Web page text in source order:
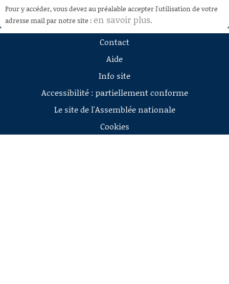
RECHERCHE
AIDE À LA DÉCOUPE
DE VIDÉOS
Pour y accéder, vous devez au préalable accepter l'utilisation de votre
adresse mail par notre site : en savoir plus.
Contact
Aide
Info site
Accessibilité : partiellement conforme
Le site de l'Assemblée nationale
Cookies